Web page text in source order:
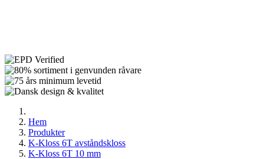
Hem
Produkter
K-Kloss 6T avståndskloss
K-Kloss 6T 10 mm